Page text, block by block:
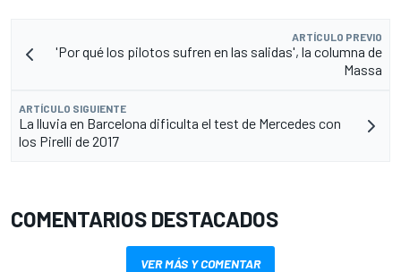
ARTÍCULO PREVIO
'Por qué los pilotos sufren en las salidas', la columna de
Massa
ARTÍCULO SIGUIENTE
La lluvia en Barcelona dificulta el test de Mercedes con
los Pirelli de 2017
COMENTARIOS DESTACADOS
VER MÁS Y COMENTAR